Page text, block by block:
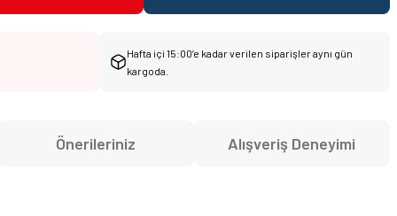
Hafta içi 15:00’e kadar verilen siparişler aynı gün
kargoda.
Önerileriniz Alışveriş Deneyimi